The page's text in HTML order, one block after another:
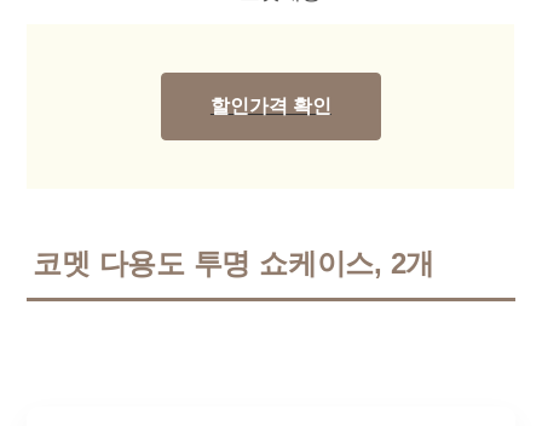
할인가격 확인
코멧 다용도 투명 쇼케이스, 2개